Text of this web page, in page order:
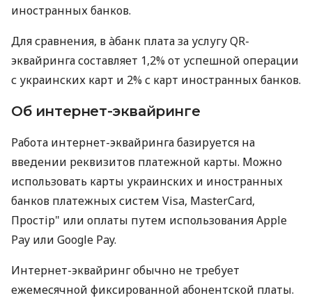
иностранных банков.
Для сравнения, в àбанк плата за услугу QR-
эквайринга составляет 1,2% от успешной операции
с украинских карт и 2% с карт иностранных банков.
Об интернет-эквайринге
Работа интернет-эквайринга базируется на
введении реквизитов платежной карты. Можно
использовать карты украинских и иностранных
банков платежных систем Visa, MasterCard,
Простір" или оплаты путем использования Apple
Pay или Google Pay.
Интернет-эквайринг обычно не требует
ежемесячной фиксированной абонентской платы.